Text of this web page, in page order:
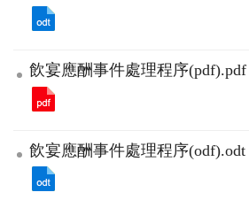
飲宴應酬事件處理程序(pdf).pdf
飲宴應酬事件處理程序(odf).odt